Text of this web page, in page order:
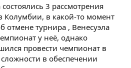
3 рассмотрения
Колумбии, в какой-то момент
отмене турнира , Венесуэла
у неё, однако
провести чемпионат в
в обеспечении